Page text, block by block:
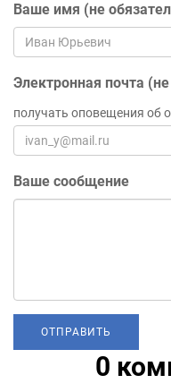
Ваше имя (не
Электронная почта
получать оповещения об
Ваше сообщение
0